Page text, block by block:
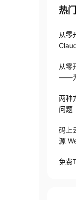
热
从零
从零
——为
两种
问题
码上
源
免费